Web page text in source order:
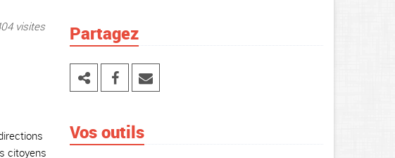
visites
citoyens
Partagez
Vos outils